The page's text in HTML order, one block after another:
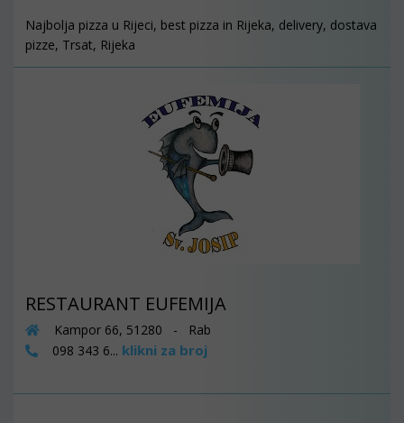
Najbolja pizza u Rijeci, best pizza in Rijeka, delivery, dostava
pizze, Trsat, Rijeka
RESTAURANT EUFEMIJA
Kampor 66, 51280 - Rab
098 343 6... klikni za broj